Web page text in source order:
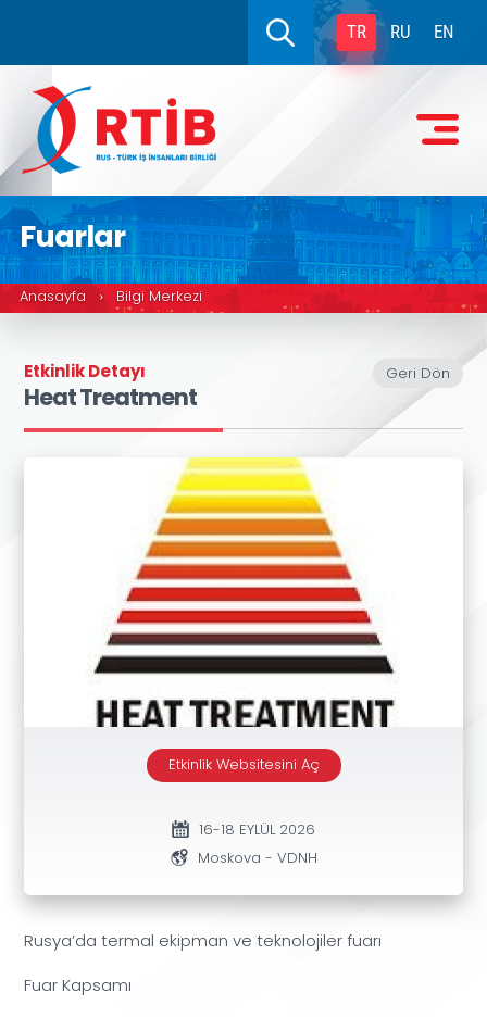
TR RU EN
Fuarlar
Anasayfa › Bilgi Merkezi
Geri Dön
Etkinlik Detayı
Heat Treatment
Etkinlik Websitesini Aç
16-18 EYLÜL 2026
Moskova - VDNH
Rusya’da termal ekipman ve teknolojiler fuarı
Fuar Kapsamı